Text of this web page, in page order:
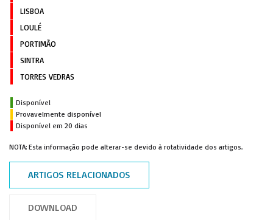
LISBOA
LOULÉ
PORTIMÃO
SINTRA
TORRES VEDRAS
Disponível
Provavelmente disponível
Disponível em 20 dias
NOTA: Esta informação pode alterar-se devido à rotatividade dos artigos.
ARTIGOS RELACIONADOS
DOWNLOAD